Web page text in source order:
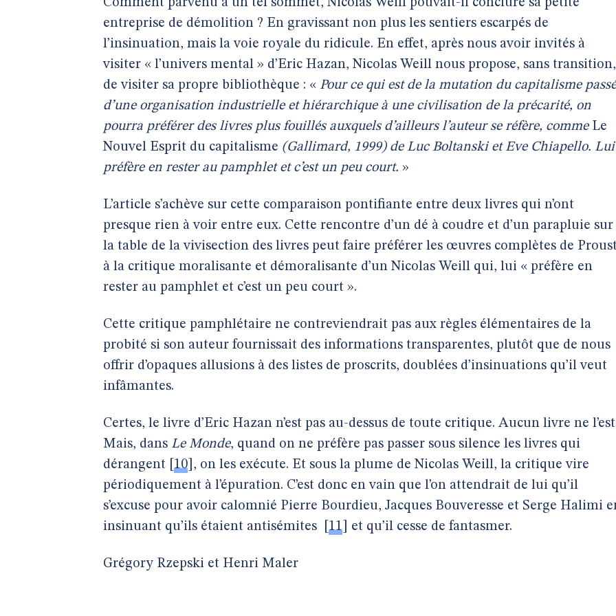
Comment parvenu à un tel sommet, Nicolas Weill pouvait-il conclure sa petite
entreprise de démolition ? En gravissant non plus les sentiers escarpés de
l’insinuation, mais la voie royale du ridicule. En effet, après nous avoir invités à
visiter « l’univers mental » d’Eric Hazan, Nicolas Weill nous propose, sans transition,
de visiter sa propre bibliothèque : « Pour ce qui est de la mutation du capitalisme passé
d’une organisation industrielle et hiérarchique à une civilisation de la précarité, on
pourra préférer des livres plus fouillés auxquels d’ailleurs l’auteur se réfère, comme Le
Nouvel Esprit du capitalisme (Gallimard, 1999) de Luc Boltanski et Eve Chiapello. Lui
préfère en rester au pamphlet et c’est un peu court. »
L’article s’achève sur cette comparaison pontifiante entre deux livres qui n’ont
presque rien à voir entre eux. Cette rencontre d’un dé à coudre et d’un parapluie sur
la table de la vivisection des livres peut faire préférer les œuvres complètes de
à la critique moralisante et démoralisante d’un Nicolas Weill qui, lui « préfère en
rester au pamphlet et c’est un peu court ».
Cette critique pamphlétaire ne contreviendrait pas aux règles élémentaires de la
probité si son auteur fournissait des informations transparentes, plutôt que de nous
offrir d’opaques allusions à des listes de proscrits, doublées d’insinuations qu’il veut
infâmantes.
Certes, le livre d’Eric Hazan n’est pas au-dessus de toute critique. Aucun livre ne
Mais, dans Le Monde, quand on ne préfère pas passer sous silence les livres qui
dérangent 10 , on les exécute. Et sous la plume de Nicolas Weill, la critique vire
périodiquement à l’épuration. C’est donc en vain que l’on attendrait de lui qu’il
s’excuse pour avoir calomnié Pierre Bourdieu, Jacques Bouveresse et Serge Halimi
insinuant qu’ils étaient antisémites
11 et qu’il cesse de fantasmer.
Grégory Rzepski et Henri Maler